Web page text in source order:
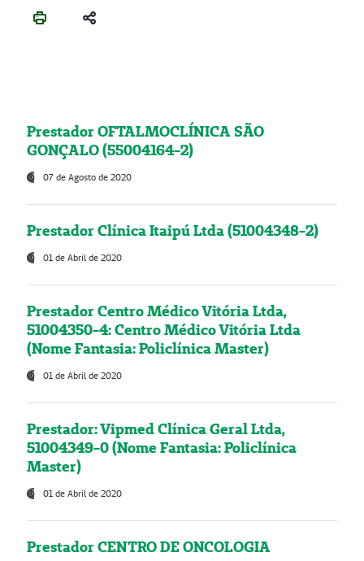
Prestador OFTALMOCLÍNICA SÃO
GONÇALO (55004164-2)
07 de Agosto de 2020
Prestador Clínica Itaipú Ltda (51004348-2)
01 de Abril de 2020
Prestador Centro Médico Vitória Ltda,
51004350-4: Centro Médico Vitória Ltda
(Nome Fantasia: Policlínica Master)
01 de Abril de 2020
Prestador: Vipmed Clínica Geral Ltda,
51004349-0 (Nome Fantasia: Policlínica
Master)
01 de Abril de 2020
Prestador CENTRO DE ONCOLOGIA